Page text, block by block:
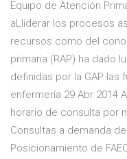
Equipo de Atención
aLliderar los procesos
recursos como del
primaria (RAP) ha dado
definidas por la GAP
enfermería 29 Abr 2014
horario de consulta por
Consultas a demanda
Posicionamiento de